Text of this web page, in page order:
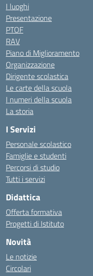
I luoghi
Presentazione
PTOF
RAV
Piano di Miglioramento
Organizzazione
Dirigente scolastica
Le carte della scuola
I numeri della scuola
La storia
I Servizi
Personale scolastico
Famiglie e studenti
Percorsi di studio
Tutti i servizi
Didattica
Offerta formativa
Progetti di Istituto
Novità
Le notizie
Circolari